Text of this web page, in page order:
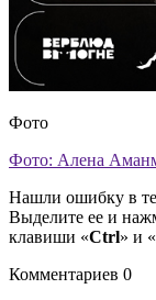
Фото
Фото: Алена
Нашли ошибку в
Выделите ее и
клавиши «Ctrl» и «
Комментариев 0